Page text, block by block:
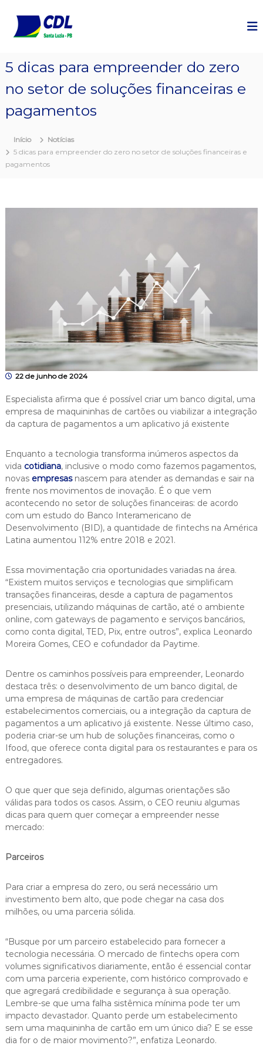
5 dicas para empreender do zero
no setor de soluções financeiras e
pagamentos
Início
Notícias
5 dicas para empreender do zero no setor de soluções financeiras e
pagamentos
22 de junho de 2024
Especialista afirma que é possível criar um banco digital, uma
empresa de maquininhas de cartões ou viabilizar a integração
da captura de pagamentos a um aplicativo já existente
Enquanto a tecnologia transforma inúmeros aspectos da
vida cotidiana, inclusive o modo como fazemos pagamentos,
novas empresasnascem para atender as demandas e sair na
frente nos movimentos de inovação. É o que vem
acontecendo no setor de soluções financeiras: de acordo
com um estudo do Banco Interamericano de
Desenvolvimento (BID), a quantidade de fintechs na América
Latina aumentou 112% entre 2018 e 2021.
Essa movimentação cria oportunidades variadas na área.
“Existem muitos serviços e tecnologias que simplificam
transações financeiras, desde a captura de pagamentos
presenciais, utilizando máquinas de cartão, até o ambiente
online, com gateways de pagamento e serviços bancários,
como conta digital, TED, Pix, entre outros”, explica Leonardo
Moreira Gomes, CEO e cofundador da Paytime.
Dentre os caminhos possíveis para empreender, Leonardo
destaca três: o desenvolvimento de um banco digital, de
uma empresa de máquinas de cartão para credenciar
estabelecimentos comerciais, ou a integração da captura de
pagamentos a um aplicativo já existente. Nesse último caso,
poderia criar-se um hub de soluções financeiras, como o
Ifood, que oferece conta digital para os restaurantes e para os
entregadores.
O que quer que seja definido, algumas orientações são
válidas para todos os casos. Assim, o CEO reuniu algumas
dicas para quem quer começar a empreender nesse
mercado:
Parceiros
Para criar a empresa do zero, ou será necessário um
investimento bem alto, que pode chegar na casa dos
milhões, ou uma parceria sólida.
“Busque por um parceiro estabelecido para fornecer a
tecnologia necessária. O mercado de fintechs opera com
volumes significativos diariamente, então é essencial contar
com uma parceria experiente, com histórico comprovado e
que agregará credibilidade e segurança à sua operação.
Lembre-se que uma falha sistêmica mínima pode ter um
impacto devastador. Quanto perde um estabelecimento
sem uma maquininha de cartão em um único dia? E se esse
dia for o de maior movimento?”, enfatiza Leonardo.